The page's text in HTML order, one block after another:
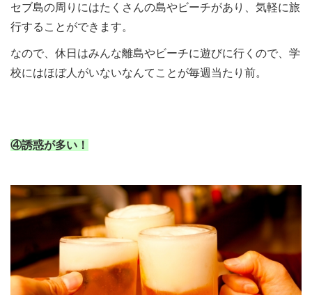
セブ島の周りにはたくさんの島やビーチがあり、気軽に旅
行することができます。
なので、休日はみんな離島やビーチに遊びに行くので、学
校にはほぼ人がいないなんてことが毎週当たり前。
④誘惑が多い！